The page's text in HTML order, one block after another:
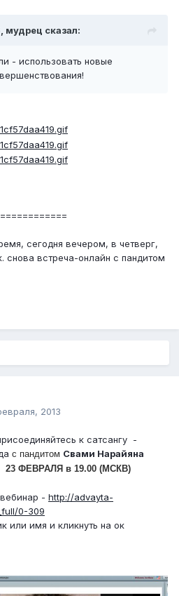
мудрец сказал:
- использовать новые
сегодня вечером, в четверг,
снова встреча-онлайн с пандитом
2013
к сатсангу -
с пандитом Свами Нарайяна
23 ФЕВРАЛЯ в 19.00 (МСКВ)
- http://advayta-
0-309
или имя и кликнуть на ок